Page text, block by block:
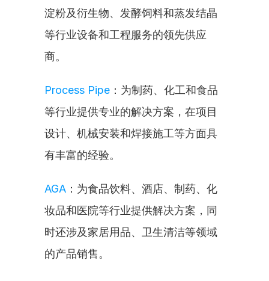
淀粉及衍生物、发酵饲料和蒸发结晶
等行业设备和工程服务的领先供应
商。
Process Pipe ：为制药、化工和食品
等行业提供专业的解决方案，在项目
设计、机械安装和焊接施工等方面具
有丰富的经验。
AGA ：为食品饮料、酒店、制药、化
妆品和医院等行业提供解决方案，同
时还涉及家居用品、卫生清洁等领域
的产品销售。